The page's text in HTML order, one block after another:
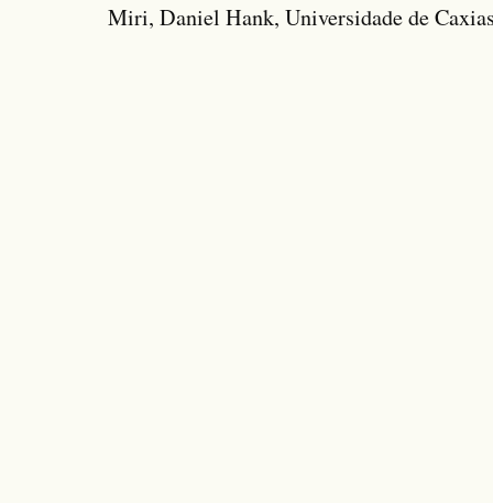
Miri, Daniel Hank, Universidade de